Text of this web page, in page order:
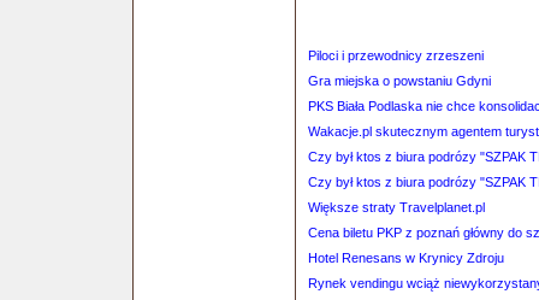
Piloci i przewodnicy zrzeszeni
Gra miejska o powstaniu Gdyni
PKS Biała Podlaska nie chce
Wakacje.pl skutecznym agentem
Czy był ktos z biura podrózy "SZPAK
Czy był ktos z biura podrózy "SZPAK
Większe straty Travelplanet.pl
Cena biletu PKP z poznań główny do
Hotel Renesans w Krynicy Zdroju
Rynek vendingu wciąż